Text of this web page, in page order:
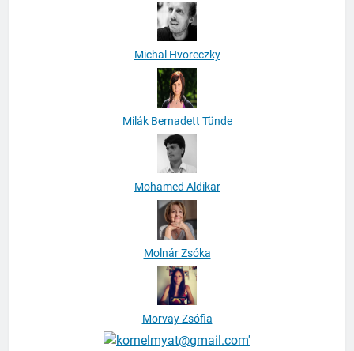
Michal Hvoreczky
Milák Bernadett Tünde
Mohamed Aldikar
Molnár Zsóka
Morvay Zsófia